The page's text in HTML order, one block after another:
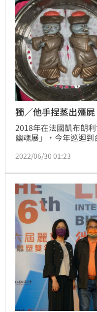
的個展揭幕。
獨／他手捏蒸出殭
2018年在法國凱布朗
幽魂展」，今年巡迴
個展覽共有四大主題，
熱議的雕塑老師邱俊
日也特別製作了3尊殭
網友驚嘆不已，紛紛
「這能賣了！」
2022/06/30 01:23